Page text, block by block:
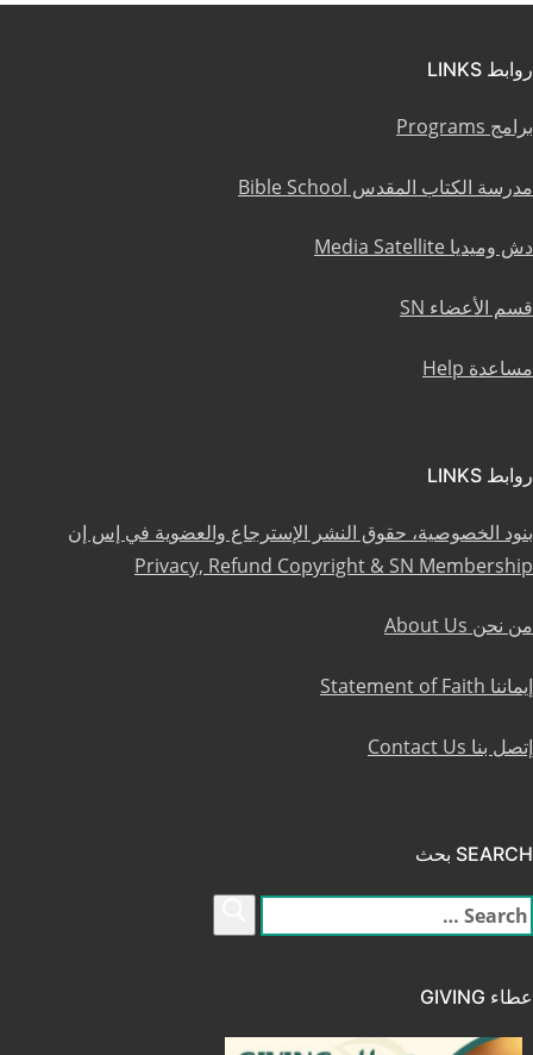
روابط LINKS
برامج Programs
مدرسة الكتاب المقدس Bible School
دش وميديا Media Satellite
قسم الأعضاء SN
مساعدة Help
روابط LINKS
بنود الخصوصية، حقوق النشر الإسترجاع والعضوية في إس إن
Privacy, Refund Copyright & SN Membership
من نحن About Us
إيماننا Statement of Faith
إتصل بنا Contact Us
SEARCH بحث
البحث
عن:
عطاء GIVING